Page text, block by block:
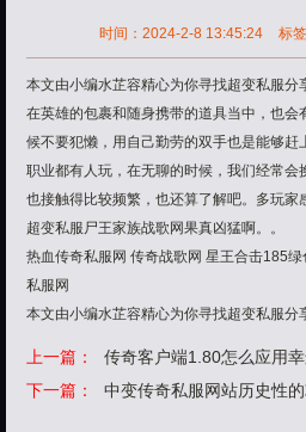
时间：2024-2-8 13:45:24 标签
本文由小编水芷容精心为你寻找超变私服分
在英雄的包裹和随身携带的道具当中，也
候不要犯懒，用自己勤劳的双手也是能够
职业都有人玩，在无聊的时候，我们经常
也接触得比较频繁，也还算了解吧。多玩家
超变私服尸王家族战歌网果真凶猛啊。。
热血传奇私服网 传奇战歌网 星王合击185
私服网
本文由小编水芷容精心为你寻找超变私服分
上一篇：
传奇客户端1.80怎么应用
下一篇：
中变传奇私服网站历史性